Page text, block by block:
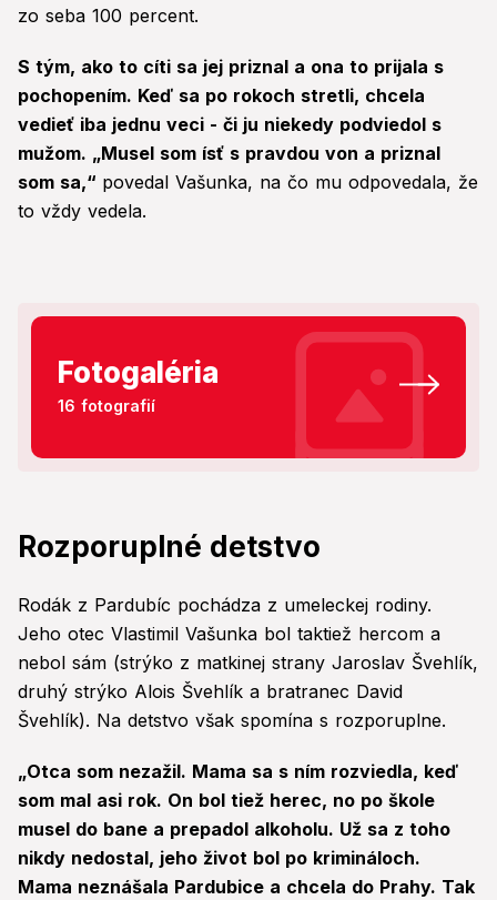
zo seba 100 percent.
S tým, ako to cíti sa jej priznal a ona to prijala s
pochopením. Keď sa po rokoch stretli, chcela
vedieť iba jednu veci - či ju niekedy podviedol s
mužom. „Musel som ísť s pravdou von a priznal
som sa,“ povedal Vašunka, na čo mu odpovedala, že
to vždy vedela.
Fotogaléria
16 fotografií
Rozporuplné detstvo
Rodák z Pardubíc pochádza z umeleckej rodiny.
Jeho otec Vlastimil Vašunka bol taktiež hercom a
nebol sám (strýko z matkinej strany Jaroslav Švehlík,
druhý strýko Alois Švehlík a bratranec David
Švehlík). Na detstvo však spomína s rozporuplne.
„Otca som nezažil. Mama sa s ním rozviedla, keď
som mal asi rok. On bol tiež herec, no po škole
musel do bane a prepadol alkoholu. Už sa z toho
nikdy nedostal, jeho život bol po krimináloch.
Mama neznášala Pardubice a chcela do Prahy. Tak